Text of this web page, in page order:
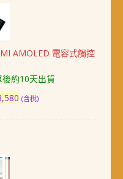
AMOLED 電容式觸控
約10天出貨
。
目
(含稅)